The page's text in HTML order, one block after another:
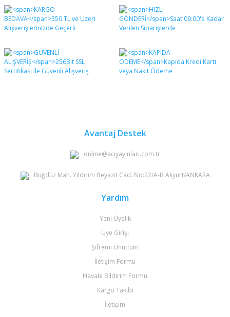
Avantaj Destek
online@aciyayinlari.com.tr
Büğdüz Mah. Yıldırım Beyazıt Cad. No:22/A-B Akyurt/ANKARA
Yardım
Yeni Üyelik
Üye Girişi
Şifremi Unuttum
İletişim Formu
Havale Bildirim Formu
Kargo Takibi
İletişim